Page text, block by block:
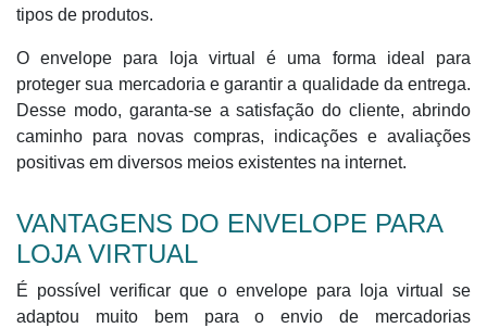
tipos de produtos.
O envelope para loja virtual é uma forma ideal para
proteger sua mercadoria e garantir a qualidade da entrega.
Desse modo, garanta-se a satisfação do cliente, abrindo
caminho para novas compras, indicações e avaliações
positivas em diversos meios existentes na internet.
VANTAGENS DO ENVELOPE PARA
LOJA VIRTUAL
É possível verificar que o envelope para loja virtual se
adaptou muito bem para o envio de mercadorias